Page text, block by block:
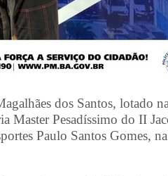
dos Santos, lotado
Master Pesadíssimo do II
Paulo Santos Gomes,